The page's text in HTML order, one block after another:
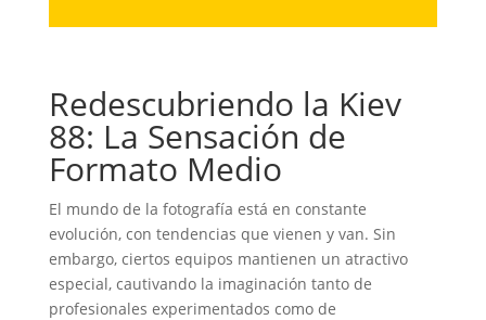
Redescubriendo la Kiev
88: La Sensación de
Formato Medio
El mundo de la fotografía está en constante
evolución, con tendencias que vienen y van. Sin
embargo, ciertos equipos mantienen un atractivo
especial, cautivando la imaginación tanto de
profesionales experimentados como de